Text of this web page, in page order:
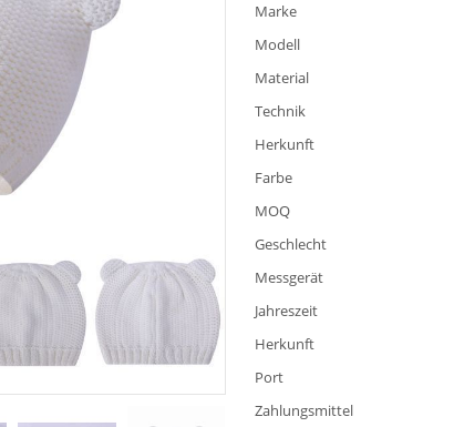
Marke
Modell
Material
Technik
Herkunft
Farbe
MOQ
Geschlecht
Messgerät
Jahreszeit
Herkunft
Port
Zahlungsmittel